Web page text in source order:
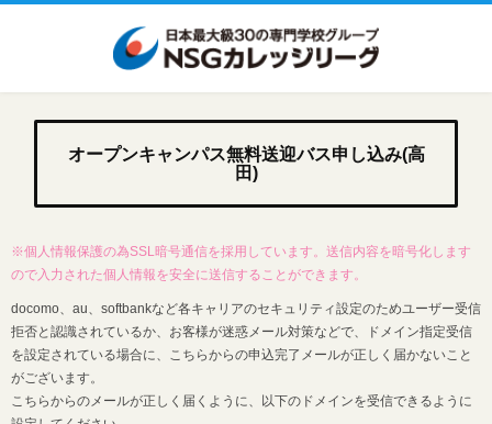
オープンキャンパス無料送迎バス申し込み(高
田)
※個人情報保護の為SSL暗号通信を採用しています。送信内容を暗号化します
ので入力された個人情報を安全に送信することができます。
docomo、au、softbankなど各キャリアのセキュリティ設定のためユーザー受信
拒否と認識されているか、お客様が迷惑メール対策などで、ドメイン指定受信
を設定されている場合に、こちらからの申込完了メールが正しく届かないこと
がございます。
こちらからのメールが正しく届くように、以下のドメインを受信できるように